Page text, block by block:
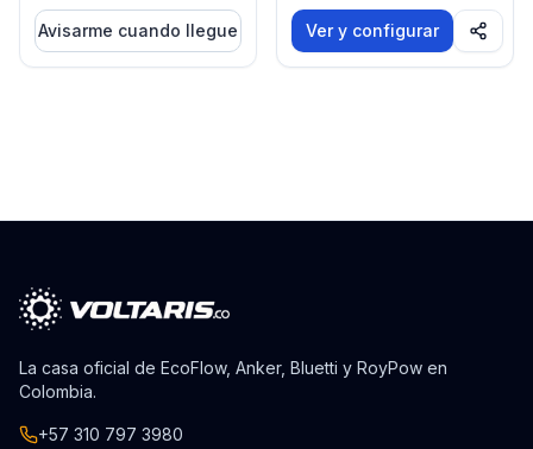
Avisarme cuando llegue Ver y configurar
La casa oficial de EcoFlow, Anker, Bluetti y RoyPow en
Colombia.
+57 310 797 3980